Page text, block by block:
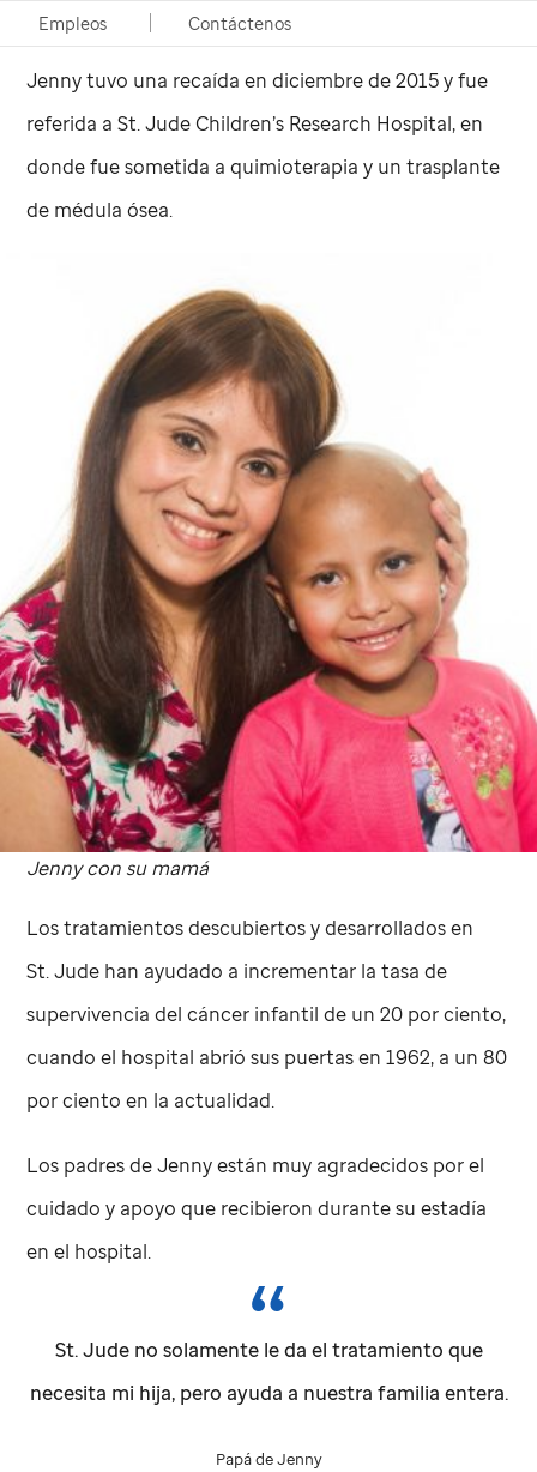
Empleos Contáctenos
Después de recibir tratamiento en su hospital local,
Jenny tuvo una recaída en diciembre de 2015 y fue
referida aSt. Jude Children’s Research Hospital, en
donde fue sometida a quimioterapia y un trasplante
de médula ósea.
Jenny con su mamá
Los tratamientos descubiertos y desarrollados en
St. Jude han ayudado a incrementar la tasa de
supervivencia del cáncer infantil de un 20 por ciento,
cuando el hospital abrió sus puertas en 1962, a un 80
por ciento en la actualidad.
Los padres de Jenny están muy agradecidos por el
cuidado y apoyo que recibieron durante su estadía
en el hospital.
St. Judeno solamente le da el tratamiento que
necesita mi hija, pero ayuda a nuestra familia entera.
Papá de Jenny